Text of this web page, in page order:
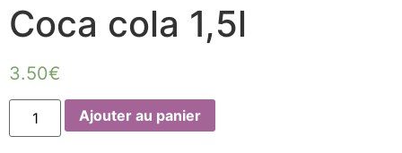
Coca cola 1,5l
3.50€
Ajouter au panier